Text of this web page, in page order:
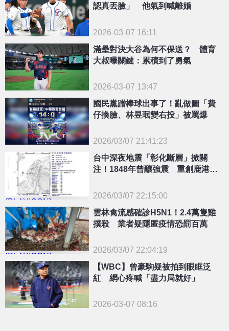
認真丟臉」 他氣到喊離婚
2026-03-07 16:11
滿壘對決大谷為何不保送？ 體育
大叔曝關鍵：累積到了勇氣
2026-03-07 13:47
國民黨蹭棒球出事了！亂做圖「費
仔換臉、林昱珉變右投」被罵爆
2026/03/07 21:41:23
{PLAYICON}
台中深夜地震「彰化斷層」掀關
注！1848年曾釀強震 重創鹿港龍
2026/03/07 22:15:00
{PLAYICON}
雲林禽流感確診H5N1！2.4萬隻雞
撲殺 業者疑隱匿疫情恐罰百萬
2026/03/07 22:04:19
【WBC】曾豪駒疑被拍到眼眶泛
紅 網心疼喊「盡力局就好」
2026-03-07 08:16